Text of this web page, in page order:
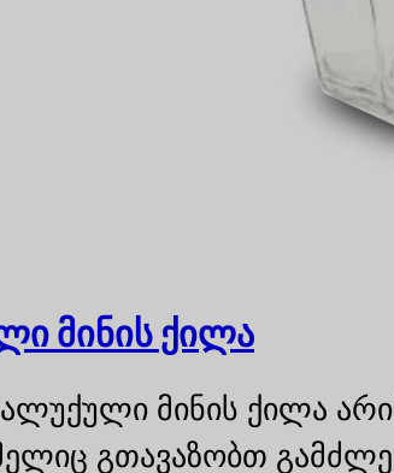
მინის ქილა
მინის ქილა
გთავაზობთ